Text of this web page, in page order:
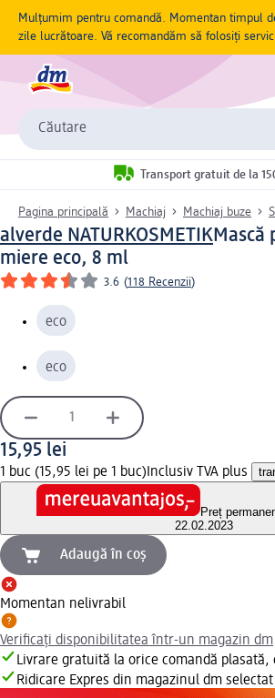
Mulțumim pentru comandă. Momentan timpul
zile lucrătoare. Vă recomandăm să folosiți
Căutare
Transport gratuit de la
Pagina principală Machiaj Machiaj buze
alverde NATURKOSMETIKMască
miere eco, 8 ml
3.6 (118 Recenzii)
eco
eco
15,95 lei
1 buc (15,95 lei pe 1 buc) Inclusiv TVA plus
Preț
22.02.2023
Adaugă în coș
Momentan nelivrabil
Verificați disponibilitatea într-un magazin dm
Livrare gratuită la orice comandă plasată,
Ridicare Expres din magazinul dm